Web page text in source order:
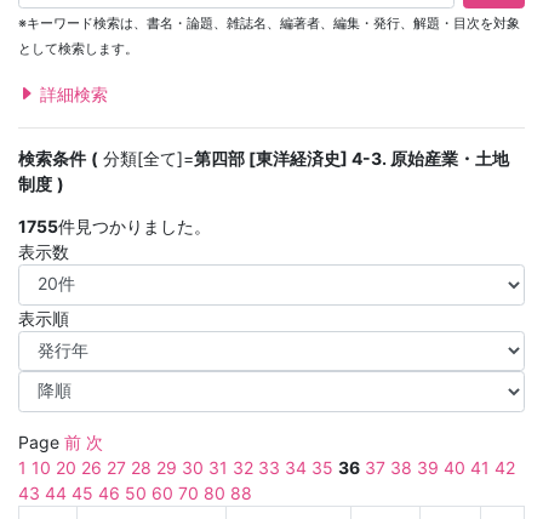
※キーワード検索は、書名・論題、雑誌名、編著者、編集・発行、解題・目次を対象
として検索します。
詳細検索
検索条件 分類[全て]=第四部 [東洋経済史] 4-3. 原始産業・土地
制度
1755件見つかりました。
表示数
表示順
Page 前 次
1 10 20 26 27 28 29 30 31 32 33 34 35 36 37 38 39 40 41 42
43 44 45 46 50 60 70 80 88